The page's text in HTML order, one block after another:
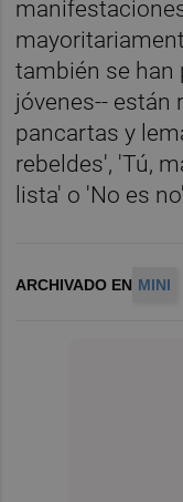
también se
jóvenes-- están
pancartas y
rebeldes', 'Tú,
lista' o 'No es
ARCHIVADO EN MINI